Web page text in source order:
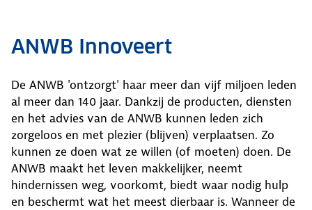
ANWB Innoveert
De ANWB 'ontzorgt' haar meer dan vijf miljoen leden
al meer dan 140 jaar. Dankzij de producten, diensten
en het advies van de ANWB kunnen leden zich
zorgeloos en met plezier (blijven) verplaatsen. Zo
kunnen ze doen wat ze willen (of moeten) doen. De
ANWB maakt het leven makkelijker, neemt
hindernissen weg, voorkomt, biedt waar nodig hulp
en beschermt wat het meest dierbaar is. Wanneer de